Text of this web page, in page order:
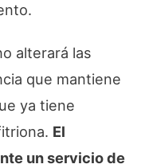
alterará las
que mantiene
ya tiene
El
un servicio de